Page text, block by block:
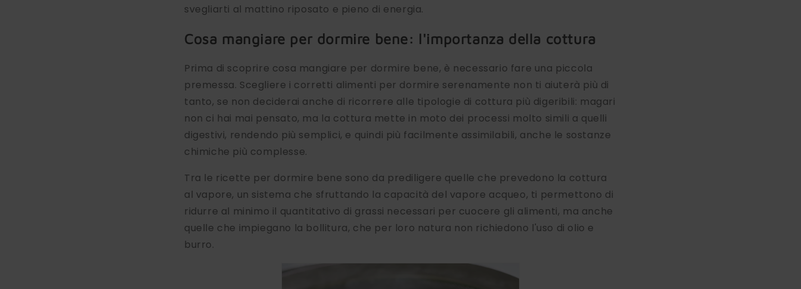
svegliarti al mattino riposato e pieno di energia.
Cosa mangiare per dormire bene: l'importanza della cottura
Prima di scoprire cosa mangiare per dormire bene, è necessario fare una piccola
premessa. Scegliere i corretti alimenti per dormire serenamente non ti aiuterà più di
tanto, se non deciderai anche di ricorrere alle tipologie di cottura più digeribili: magari
non ci hai mai pensato, ma la cottura mette in moto dei processi molto simili a quelli
digestivi, rendendo più semplici, e quindi più facilmente assimilabili, anche le sostanze
chimiche più complesse.
Tra le ricette per dormire bene sono da prediligere quelle che prevedono la cottura
al vapore, un sistema che sfruttando la capacità del vapore acqueo, ti permettono di
ridurre al minimo il quantitativo di grassi necessari per cuocere gli alimenti, ma anche
quelle che impiegano la bollitura, che per loro natura non richiedono l'uso di olio e
burro.